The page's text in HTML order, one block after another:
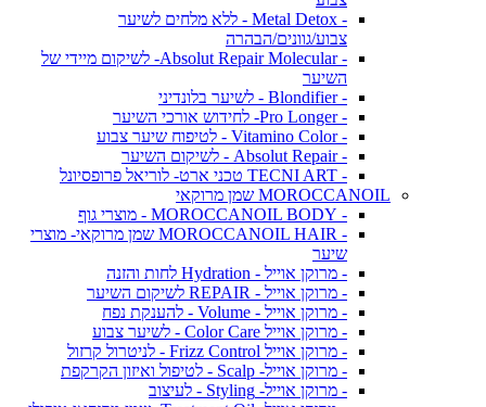
- Metal Detox - ללא מלחים לשיער
צבוע/גוונים/הבהרה
- Absolut Repair Molecular- לשיקום מיידי של
השיער
- Blondifier - לשיער בלונדיני
- Pro Longer- לחידוש אורכי השיער
- Vitamino Color - לטיפוח שיער צבוע
- Absolut Repair - לשיקום השיער
- TECNI ART טכני ארט- לוריאל פרופסיונל
MOROCCANOIL שמן מרוקאי
- MOROCCANOIL BODY - מוצרי גוף
- MOROCCANOIL HAIR שמן מרוקאי- מוצרי
שיער
- מרוקן אוייל - Hydration לחות והזנה
- מרוקן אוייל - REPAIR לשיקום השיער
- מרוקן אוייל - Volume - להענקת נפח
- מרוקן אוייל Color Care - לשיער צבוע
- מרוקן אוייל Frizz Control - לניטרול קרזול
- מרוקן אוייל- Scalp - לטיפול ואיזון הקרקפת
- מרוקן אוייל- Styling - לעיצוב